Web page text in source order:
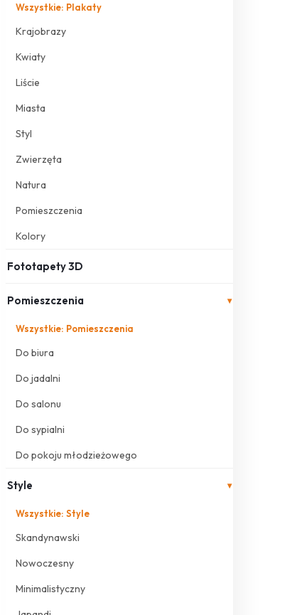
Wszystkie: Plakaty
Krajobrazy
Kwiaty
Liście
Miasta
Styl
Zwierzęta
Natura
Pomieszczenia
Kolory
Fototapety 3D
Pomieszczenia ▾
Wszystkie: Pomieszczenia
Do biura
Do jadalni
Do salonu
Do sypialni
Do pokoju młodzieżowego
Style ▾
Wszystkie: Style
Skandynawski
Nowoczesny
Minimalistyczny